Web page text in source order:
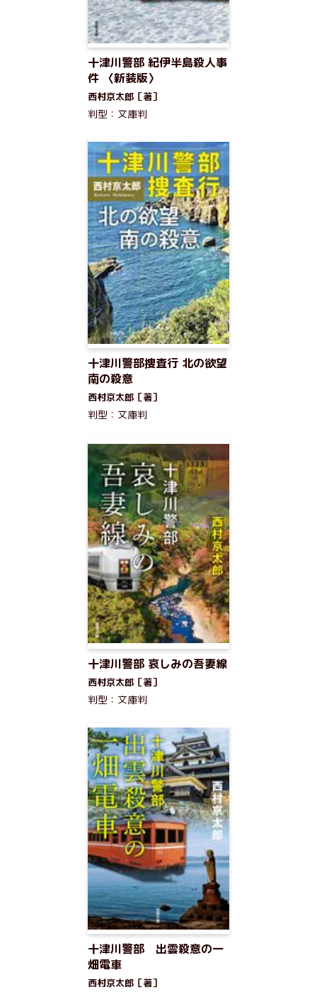
十津川警部 紀伊半島殺人事
件 〈新装版〉
西村京太郎［著］
判型：文庫判
十津川警部捜査行 北の欲望
南の殺意
西村京太郎［著］
判型：文庫判
十津川警部 哀しみの吾妻線
西村京太郎［著］
判型：文庫判
十津川警部 出雲殺意の一
畑電車
西村京太郎［著］